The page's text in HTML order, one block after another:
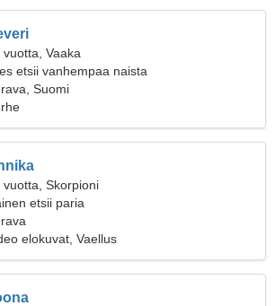
vuotta, Vaaka
etsii vanhempaa naista
Suomi
vuotta, Skorpioni
etsii paria
elokuvat, Vaellus